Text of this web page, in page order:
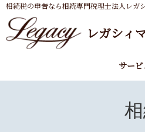
相続税の申告なら相続専門税理士法人レガ
レガシィ
サー